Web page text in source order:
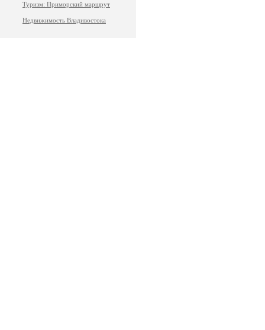
Туризм: Приморский маршрут
Недвижимость Владивостока